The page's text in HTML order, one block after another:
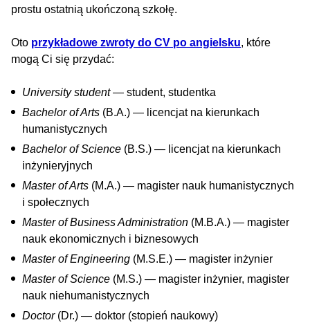
prostu ostatnią ukończoną szkołę.
Oto przykładowe zwroty do CV po angielsku, które
mogą Ci się przydać:
University student— student, studentka
Bachelor of Arts (B.A.) — licencjat na kierunkach
humanistycznych
Bachelor of Science (B.S.) — licencjat na kierunkach
inżynieryjnych
Master of Arts (M.A.) — magister nauk humanistycznych
i społecznych
Master of Business Administration (M.B.A.) — magister
nauk ekonomicznych i biznesowych
Master of Engineering (M.S.E.) — magister inżynier
Master of Science (M.S.) — magister inżynier, magister
nauk niehumanistycznych
Doctor(Dr.) — doktor (stopień naukowy)